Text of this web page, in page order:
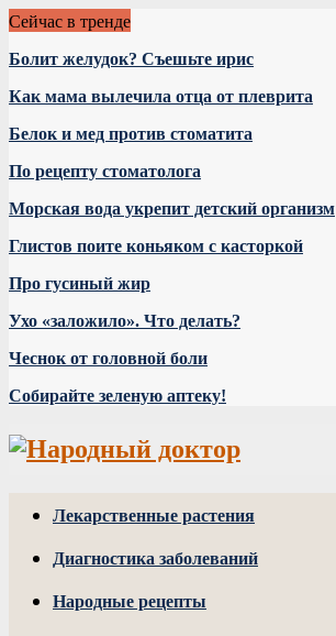
Сейчас в тренде
Болит желудок? Съешьте ирис
Как мама вылечила отца от плеврита
Белок и мед против стоматита
По рецепту стоматолога
Морская вода укрепит детский организм
Глистов поите коньяком с касторкой
Про гусиный жир
Ухо «заложило». Что делать?
Чеснок от головной боли
Собирайте зеленую аптеку!
Лекарственные растения
Диагностика заболеваний
Народные рецепты